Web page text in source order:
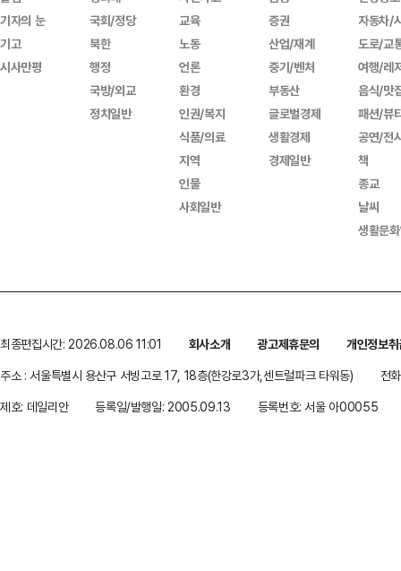
기자의 눈
기고
시사만평
국회/정당
북한
행정
국방/외교
정치일반
교육
노동
언론
환경
인권/복지
식품/의료
지역
인물
사회일반
증권
산업/재계
중기/벤처
부동산
글로벌경제
생활경제
경제일반
자동차/
도로/교
여행/레
음식/맛
패션/뷰
공연/전
책
종교
날씨
생활문
최종편집시간: 2026.08.06 11:01 회사소개 광고제휴문의
개인정보
주소 : 서울특별시 용산구 서빙고로 17, 18층(한강로3가,센트럴파크 타워동)
전
제호: 데일리안
등록일/발행일: 2005.09.13 등록번호: 서울 아00055